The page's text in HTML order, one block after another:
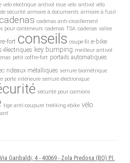
velo electrique antivol roue velo antivol vélo
sécurité armoire à documents armoire à fusil
cadenas cadenas anti-cisaillement
pour conteneurs cadenas TSA cadenas valise
fort conseils coupe-fil e-bike
électriques key bumping meilleur antivol
petit coffre-fort portails automatiques
rideaux métalliques serrure biométrique
porte intérieure serrure électronique
sécurité pour camions
tige anti-coupure trekking ebike vélo
Garibaldi, 4 - 40069 - Zola Predosa (BO) P.I.